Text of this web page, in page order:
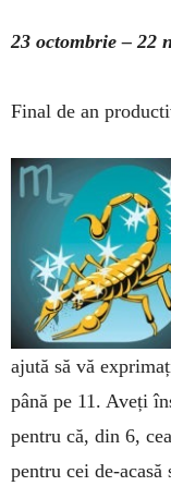
23 octombrie – 22
Final de an
ajută să vă
până pe 11. Aveți
pentru că, din 6,
pentru cei de-